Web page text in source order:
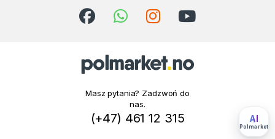
Masz pytania? Zadzwoń do
nas.
(+47) 461 12 315 AI
Polmarket